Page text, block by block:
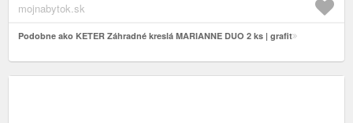
mojnabytok.sk
Podobne ako KETER Záhradné kreslá MARIANNE DUO 2 ks | grafit